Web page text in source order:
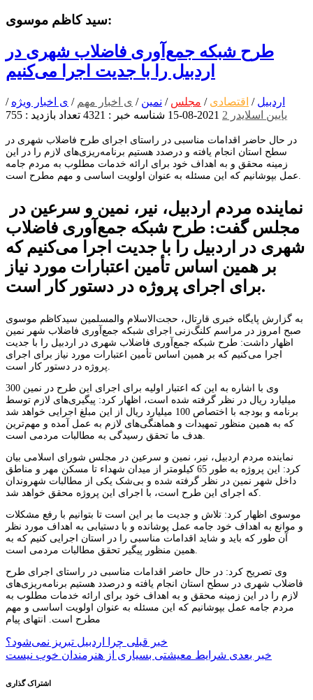
سید کاظم موسوی:
طرح شبکه جمع‌آوری فاضلاب شهری در
اردبیل را با جدیت اجرا می‌کنیم
اردبیل / اقتصادی / مجلس / نمین / ی اخبار مهم / ی اخبار ویژه /
یایین اسلایدر 2
2021-08-15 شناسه خبر : 4321 تعداد بازدید : 755
در حال حاضر اقدامات مناسبی در راستای اجرای طرح فاضلاب شهری در
سطح استان انجام یافته و درصدد هستیم برنامه‌ریزی‌های لازم را در این
زمینه محقق و به اهداف خود برای ارائه خدمات مطلوب به مردم جامه
مجلس گفت: طرح شبکه جمع‌آوری فاضلاب
شهری در اردبیل را با جدیت اجرا می‌کنیم که
بر همین اساس تأمین اعتبارات مورد نیاز
برای اجرای پروژه در دستور کار است.
به گزارش پایگاه خبری قارتال، حجت‌الاسلام والمسلمین سیدکاظم موسوی
صبح امروز در مراسم کلنگ‌زنی اجرای شبکه جمع‌آوری فاضلاب شهر نمین
اظهار داشت: طرح شبکه جمع‌آوری فاضلاب شهری در اردبیل را با جدیت
اجرا می‌کنیم که بر همین اساس تأمین اعتبارات مورد نیاز برای اجرای
وی با اشاره به این که اعتبار اولیه برای اجرای این طرح در نمین 300
میلیارد ریال در نظر گرفته شده است، اظهار کرد: پیگیری‌های لازم توسط
برنامه و بودجه با اختصاص 100 میلیارد ریال از این مبلغ اجرایی خواهد شد
که به همین منظور تمهیدات و هماهنگی‌های لازم به عمل آمده و مهم‌ترین
نماینده مردم اردبیل، نیر، نمین و سرعین در مجلس شورای اسلامی بیان
کرد: این پروژه به طور 65 کیلومتر از میدان شهداء تا مسکن مهر و مناطق
داخل شهر نمین در نظر گرفته شده و بی‌شک یکی از مطالبات شهروندان
موسوی اظهار کرد: تلاش و جدیت ما بر این است تا بتوانیم با رفع مشکلات
و موانع به اهداف خود جامه عمل پوشانده و با دستیابی به اهداف مورد نظر
آن طور که باید و شاید اقدامات مناسبی را در استان اجرایی کنیم که به
وی تصریح کرد: در حال حاضر اقدامات مناسبی در راستای اجرای طرح
فاضلاب شهری در سطح استان انجام یافته و درصدد هستیم برنامه‌ریزی‌های
لازم را در این زمینه محقق و به اهداف خود برای ارائه خدمات مطلوب به
مردم جامه عمل بپوشانیم که این مسئله به عنوان اولویت اساسی و مهم
مطرح است. انتهای پیام
راهبری
نوشته
خبر قبلی چرا اردبیل تبریز نمی‌شود؟
خبر بعدی
اشتراک گذاری